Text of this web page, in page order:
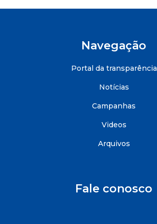
Navegação
Portal da transparência
Notícias
Campanhas
Videos
Arquivos
Fale conosco